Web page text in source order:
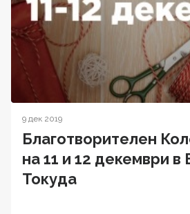
9 дек 2019
Благотворителен
на 11 и 12 декември в
Токуда